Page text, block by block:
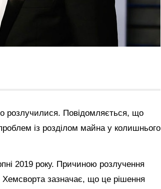
розлучилися. Повідомляється, що
із розділом майна у колишнього
2019 року. Причиною розлучення
Хемсворта зазначає, що це рішення